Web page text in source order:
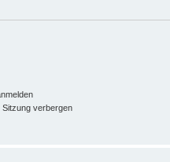
Sitzung verbergen